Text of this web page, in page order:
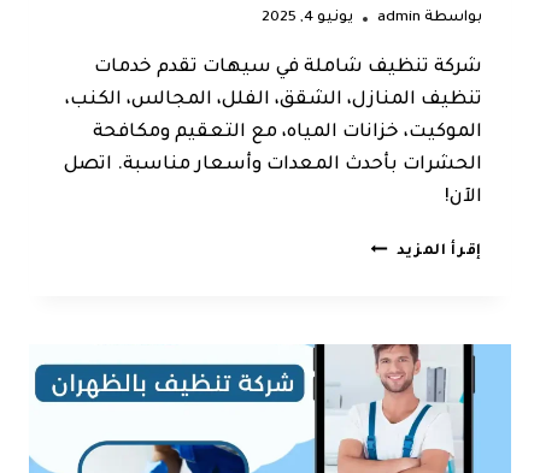
بواسطة admin يونيو 4, 2025
شركة تنظيف شاملة في سيهات تقدم خدمات
تنظيف المنازل، الشقق، الفلل، المجالس، الكنب،
الموكيت، خزانات المياه، مع التعقيم ومكافحة
الحشرات بأحدث المعدات وأسعار مناسبة. اتصل
الآن!
إقرأ المزيد شركة